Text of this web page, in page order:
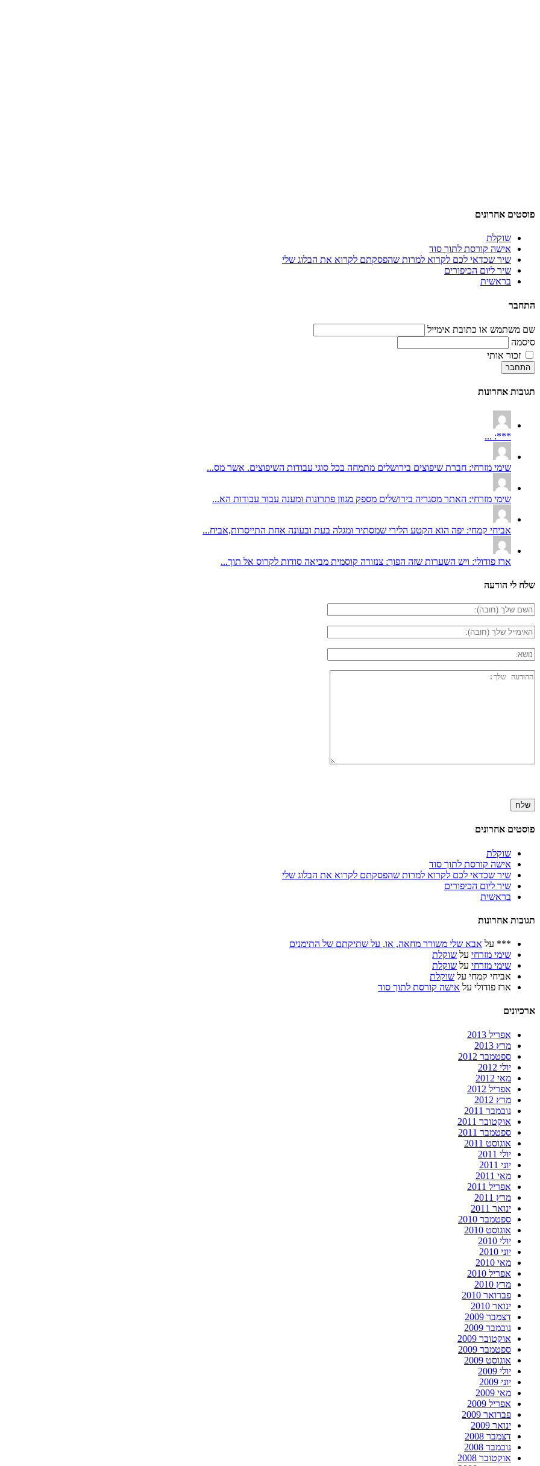
פוסטים אחרונים
שוקלת
אישה קורסת לתוך סוד
שיר שכדאי לכם לקרוא למרות שהפסקתם לקרוא את הבלוג שלי
שיר ליום הכיפורים
בראשית
התחבר
שם משתמש או כתובת אימייל
סיסמה
זכור אותי
התחבר
תגובות אחרונות
***: ...
שימי מזרחי: חברת שיפוצים בירושלים מתמחה בכל סוגי עבודות השיפוצים. אשר מס...
שימי מזרחי: האתר מסגריה בירושלים מספק מגוון פתרונות ומענה עבור עבודות הא...
אביחי קמחי: יפה הוא הקטע הלירי שמסתיר ומגלה בעת ובעונה אחת התייסרות,אביח...
ארז פודולי: ויש השערות שזה הפוך: צנזורה קוסמית מביאה סודות לקרוס אל תוך...
שלח לי הודעה
פוסטים אחרונים
שוקלת
אישה קורסת לתוך סוד
שיר שכדאי לכם לקרוא למרות שהפסקתם לקרוא את הבלוג שלי
שיר ליום הכיפורים
בראשית
תגובות אחרונות
*** על אבא שלי משורר מחאה, או, על שתיקתם של התימנים
שימי מזרחי על שוקלת
שימי מזרחי על שוקלת
אביחי קמחי על שוקלת
ארז פודולי על אישה קורסת לתוך סוד
ארכיונים
אפריל 2013
מרץ 2013
ספטמבר 2012
יולי 2012
מאי 2012
אפריל 2012
מרץ 2012
נובמבר 2011
אוקטובר 2011
ספטמבר 2011
אוגוסט 2011
יולי 2011
יוני 2011
מאי 2011
אפריל 2011
מרץ 2011
ינואר 2011
ספטמבר 2010
אוגוסט 2010
יולי 2010
יוני 2010
מאי 2010
אפריל 2010
מרץ 2010
פברואר 2010
ינואר 2010
דצמבר 2009
נובמבר 2009
אוקטובר 2009
ספטמבר 2009
אוגוסט 2009
יולי 2009
יוני 2009
מאי 2009
אפריל 2009
פברואר 2009
ינואר 2009
דצמבר 2008
נובמבר 2008
אוקטובר 2008